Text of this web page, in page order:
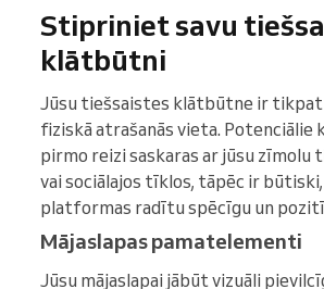
Stipriniet savu
klātbūtni
Jūsu tiešsaistes klātbūtne ir tikpat
fiziskā atrašanās vieta. Potenciālie
pirmo reizi saskaras ar jūsu zīmolu
vai sociālajos tīklos, tāpēc ir būtiski,
platformas radītu spēcīgu un
Mājaslapas pamatelementi
Jūsu mājaslapai jābūt vizuāli